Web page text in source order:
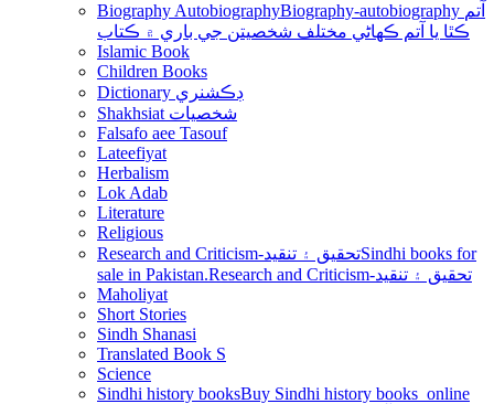
Biography AutobiographyBiography-autobiography آتم
ڪٿا يا آتم ڪھاڻي مختلف شخصيتن جي باري ۾ ڪتاب
Islamic Book
Children Books
Dictionary ڊڪشنري
Shakhsiat شخصيات
Falsafo aee Tasouf
Lateefiyat
Herbalism
Lok Adab
Literature
Religious
Research and Criticism-تحقيق ۽ تنقيدSindhi books for
sale in Pakistan.Research and Criticism-تحقيق ۽ تنقيد
Maholiyat
Short Stories
Sindh Shanasi
Translated Book S
Science
Sindhi history booksBuy Sindhi history books online